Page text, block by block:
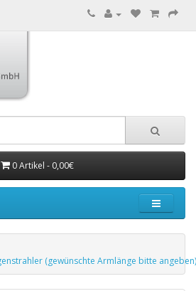
0 Artikel - 0,00€
(gewünschte Armlänge bitte angeben)